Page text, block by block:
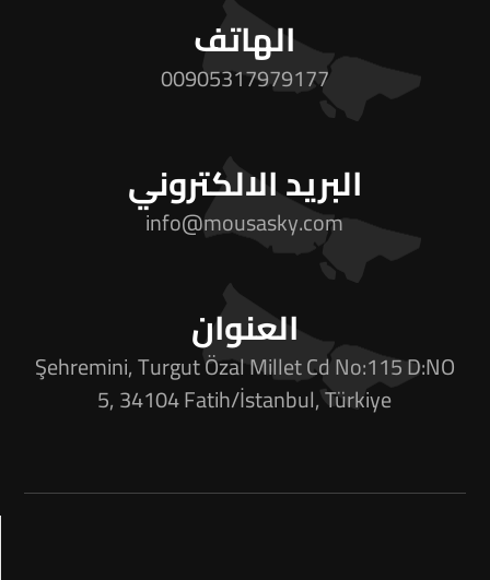
الهاتف
00905317979177
البريد الالكتروني
info@mousasky.com
العنوان
Şehremini, Turgut Özal Millet Cd No:115 D:NO
5, 34104 Fatih/İstanbul, Türkiye